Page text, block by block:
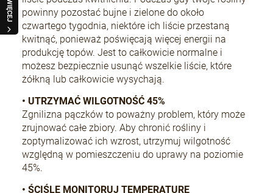
WIĘCEJ
powinny pozostać bujne i zielone do około
czwartego tygodnia, niektóre ich liście przestaną
kwitnąć, ponieważ poświęcają więcej energii na
produkcję topów. Jest to całkowicie normalne i
możesz bezpiecznie usunąć wszelkie liście, które
żółkną lub całkowicie wysychają.
• UTRZYMAĆ WILGOTNOŚĆ 45%
Zgnilizna pączków to poważny problem, który może
zrujnować całe zbiory. Aby chronić rośliny i
zoptymalizować ich wzrost, utrzymuj wilgotność
względną w pomieszczeniu do uprawy na poziomie
45%.
• ŚCIŚLE MONITORUJ TEMPERATURĘ